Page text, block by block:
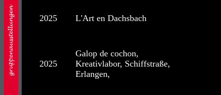
2025 L'Art en Dachsbach
2025
Galop de cochon,
Kreativlabor, Schiffstraße,
Erlangen,